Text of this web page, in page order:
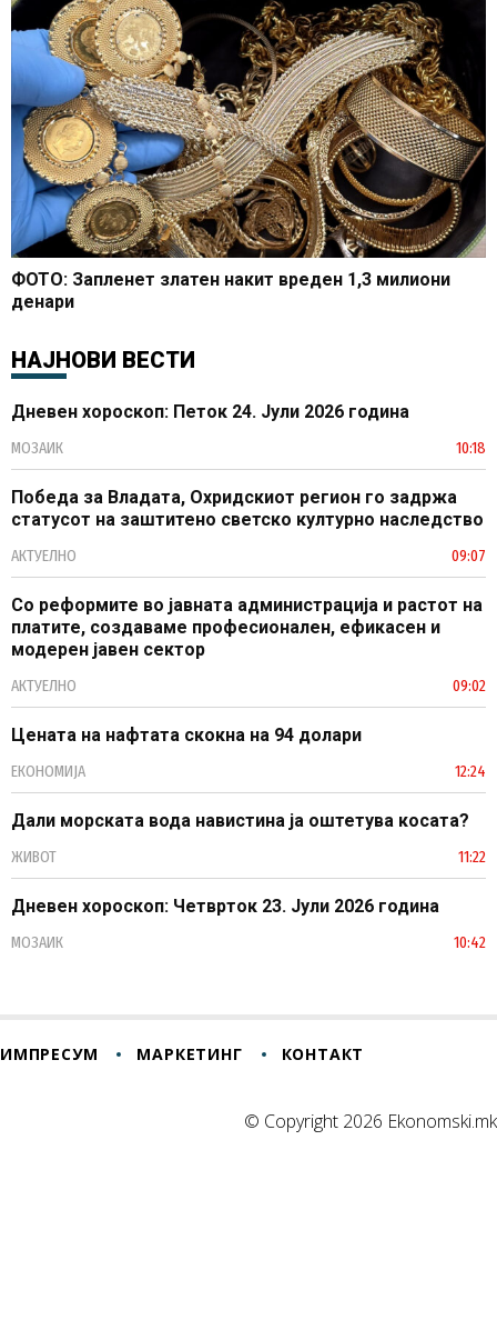
ФОТО: Запленет златен накит вреден 1,3 милиони
денари
НАЈНОВИ ВЕСТИ
Дневен хороскоп: Петок 24. Јули 2026 година
МОЗАИК 10:18
Победа за Владата, Охридскиот регион го задржа
статусот на заштитено светско културно наследство
АКТУЕЛНО 09:07
Со реформите во јавната администрација и растот на
платите, создаваме професионален, ефикасен и
модерен јавен сектор
АКТУЕЛНО 09:02
Цената на нафтата скокна на 94 долари
ЕКОНОМИЈА 12:24
Дали морската вода навистина ја оштетува косата?
ЖИВОТ 11:22
Дневен хороскоп: Четврток 23. Јули 2026 година
МОЗАИК 10:42
ИМПРЕСУМ МАРКЕТИНГ КОНТАКТ
© Copyright 2026 Ekonomski.mk